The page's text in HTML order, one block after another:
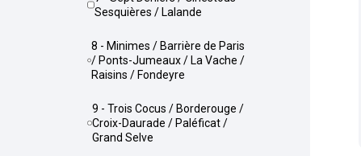
Sesquières / Lalande
8 - Minimes / Barrière de Paris
/ Ponts-Jumeaux / La Vache /
Raisins / Fondeyre
9 - Trois Cocus / Borderouge /
Croix-Daurade / Paléficat /
Grand Selve